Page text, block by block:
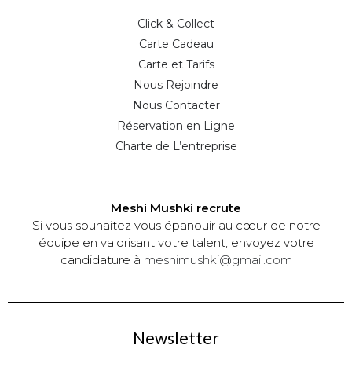
Click & Collect
Carte Cadeau
Carte et Tarifs
Nous Rejoindre
Nous Contacter
Réservation en Ligne
Charte de L’entreprise
Meshi Mushki recrute
Si vous souhaitez vous épanouir au cœur de notre
équipe en valorisant votre talent, envoyez votre
candidature à meshimushki@gmail.com
Newsletter